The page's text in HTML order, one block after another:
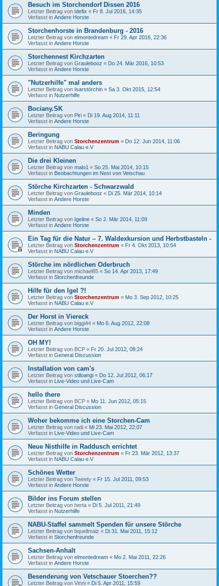
Besuch im Storchendorf Dissen 2016
Letzter Beitrag von Idefix « Fr 8. Jul 2016, 14:35
Verfasst in Andere Horste
Storchenhorste in Brandenburg - 2016
Letzter Beitrag von elmontedream « Fr 29. Apr 2016, 22:36
Verfasst in Andere Horste
Storchennest Kirchzarten
Letzter Beitrag von Graulebooz « Do 24. Mär 2016, 10:53
Verfasst in Andere Horste
"Nutzerhilfe" mal anders
Letzter Beitrag von Isarstörchin « Sa 3. Okt 2015, 12:54
Verfasst in Nutzerhilfe
Bociany.SK
Letzter Beitrag von Piri « Di 19. Aug 2014, 11:11
Verfasst in Andere Horste
Beringung
Letzter Beitrag von Storchenzentrum « Do 12. Jun 2014, 11:06
Verfasst in NABU Calau e.V
Die drei Kleinen
Letzter Beitrag von malo1 « So 25. Mai 2014, 10:15
Verfasst in Beobachtungen im Nest von Vetschau
Störche Kirchzarten - Schwarzwald
Letzter Beitrag von Graulebooz « Di 25. Mär 2014, 10:14
Verfasst in Andere Horste
Minden
Letzter Beitrag von Igeline « So 2. Mär 2014, 11:09
Verfasst in Andere Horste
Ein Tag für die Natur – 7. Waldexkursion und Herbstbasteln -
Letzter Beitrag von Storchenzentrum « Fr 4. Okt 2013, 10:54
Verfasst in NABU Calau e.V
Störche im nördlichen Oderbruch
Letzter Beitrag von michael85 « So 14. Apr 2013, 17:49
Verfasst in Storchenfreunde
Hilfe für den Igel ?!
Letzter Beitrag von Storchenzentrum « Mo 3. Sep 2012, 10:25
Verfasst in NABU Calau e.V
Der Horst in Viereck
Letzter Beitrag von biggi44 « Mo 6. Aug 2012, 22:08
Verfasst in Andere Horste
OH MY!
Letzter Beitrag von BCP « Fr 20. Jul 2012, 08:24
Verfasst in General Discussion
Installation von cam's
Letzter Beitrag von stiloangi « Do 12. Jul 2012, 06:17
Verfasst in Live-Video und Live-Cam
hello there
Letzter Beitrag von BCP « Mo 11. Jun 2012, 05:15
Verfasst in General Discussion
Woher bekomme ich eine Storchen-Cam
Letzter Beitrag von radi « Mi 23. Mai 2012, 22:07
Verfasst in Live-Video und Live-Cam
Neue Nisthilfe in Raddusch errichtet
Letzter Beitrag von Storchenzentrum « Fr 23. Mär 2012, 13:37
Verfasst in NABU Calau e.V
Schönes Wetter
Letzter Beitrag von Tweety « Fr 15. Jul 2011, 09:53
Verfasst in Andere Horste
Bilder ins Forum stellen
Letzter Beitrag von herta « Di 5. Jul 2011, 21:49
Verfasst in Nutzerhilfe
NABU-Staffel sammelt Spenden für unsere Störche
Letzter Beitrag von bquellmalz « Di 31. Mai 2011, 15:12
Verfasst in Storchenfreunde
Sachsen-Anhalt
Letzter Beitrag von elmontedream « Mo 2. Mai 2011, 22:26
Verfasst in Andere Horste
Besenderung von Vetschauer Stoerchen??
Letzter Beitrag von Vinni « Di 5. Apr 2011, 15:59